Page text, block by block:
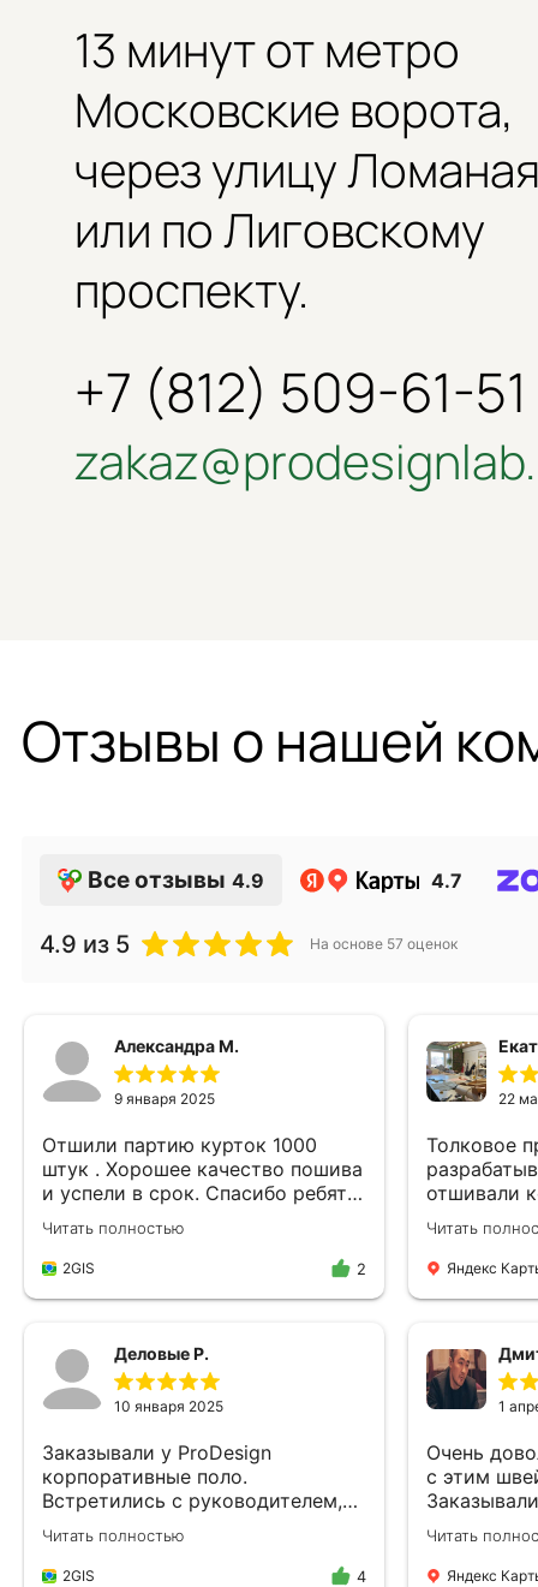
13 минут от метро
Московские ворота,
через улицу
или по Лиговскому
проспекту.
+7 (812) 509-61-51
Отзывы о нашей
Все отзывы 4.9 4.7
4.9 из 5 На основе 57 оценок
Александра М.
9 января 2025
Отшили партию курток 1000
штук . Хорошее качество пошива
и успели в срок. Спасибо ребята
!Читать полностью
2GIS 2
22
Толковое
отшивали
все в срок
Работают по
очень
Читать
Яндекс
Деловые Р.
10 января 2025
Заказывали у ProDesign
корпоративные поло.
Встретились с руководителем,
нам показали производство, в
офисе предложили кофе и
обсудили все пожелания.
Читать полностью
2GIS 4
1
Очень
с этим
для своих
начала до
уровне.
Читать
Яндекс